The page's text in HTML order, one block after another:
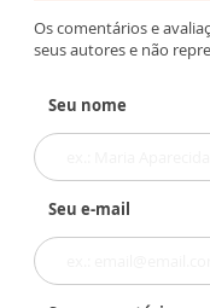
Os comentários e
seus autores e não
Seu nome
Seu e-mail